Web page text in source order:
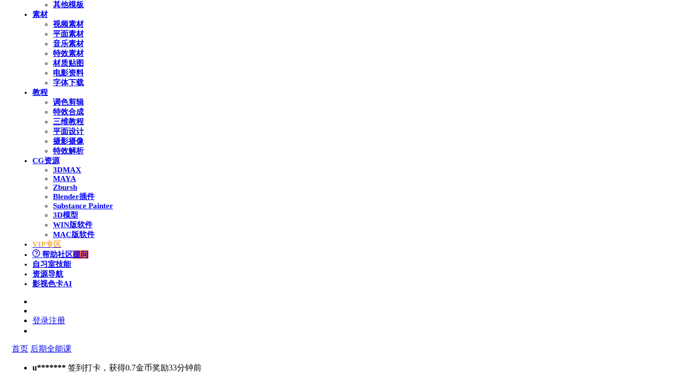
其他模板
素材
视频素材
平面素材
音乐素材
特效素材
材质贴图
电影资料
字体下载
教程
调色剪辑
特效合成
三维教程
平面设计
摄影摄像
特效解析
CG资源
3DMAX
MAYA
Zbursh
Blender插件
Substance Painter
3D模型
WIN版软件
MAC版软件
VIP专区
帮助社区提问
自习室技能
资源导航
影视色卡AI
登录注册
首页 后期全能课
u******* 签到打卡，获得0.7金币奖励33分钟前